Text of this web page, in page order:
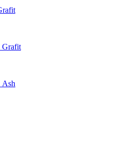
Grafit
Ash